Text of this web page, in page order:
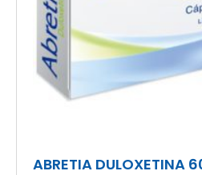
ABRETIA DULOXETINA